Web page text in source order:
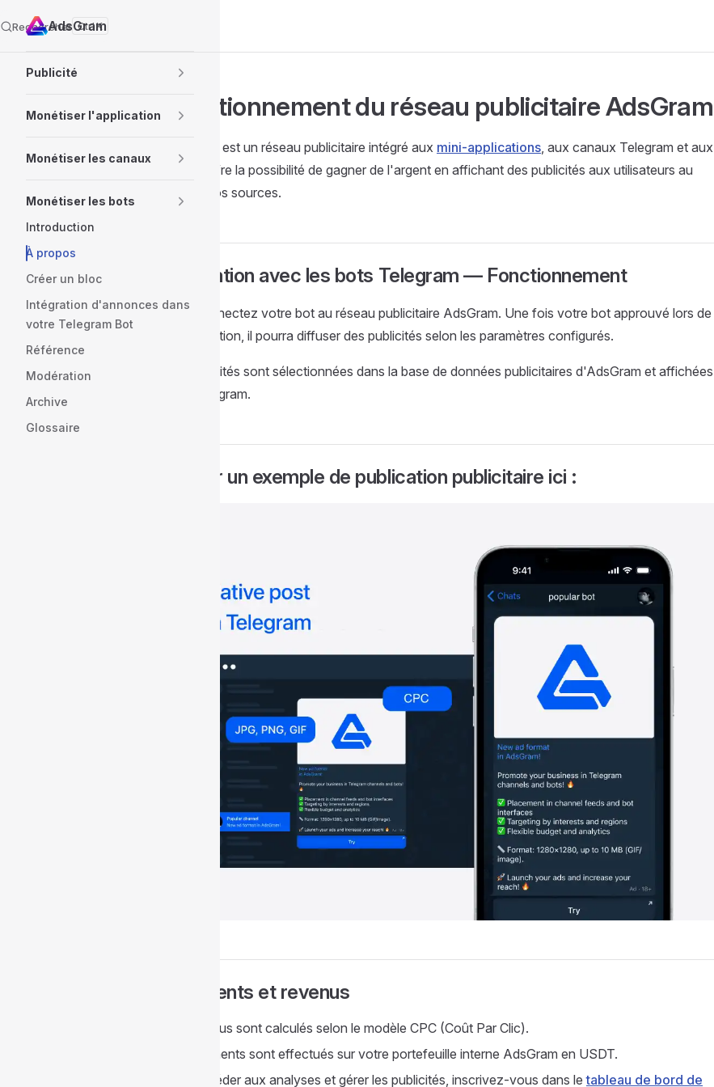
Skip to content
AdsGram
Rechercher K
Publicité
Monétiser l'application
Monétiser les canaux
Monétiser les bots
Introduction
À propos
Créer un bloc
Intégration d'annonces dans
votre Telegram Bot
Référence
Modération
Archive
Glossaire
Fonctionnement du réseau publicitaire AdsGram
est un réseau publicitaire intégré aux mini-applications, aux canaux Telegram et aux
bots. Il offre la possibilité de gagner de l'argent en affichant des publicités aux utilisateurs au
sein de vos sources.
Intégration avec les bots Telegram — Fonctionnement
Vous connectez votre bot au réseau publicitaire AdsGram. Une fois votre bot approuvé lors de
la modération, il pourra diffuser des publicités selon les paramètres configurés.
Les publicités sont sélectionnées dans la base de données publicitaires d'AdsGram et affichées
dans Telegram.
Insérer un exemple de publication publicitaire ici :
Paiements et revenus
Les revenus sont calculés selon le modèle CPC (Coût Par Clic).
Les paiements sont effectués sur votre portefeuille interne AdsGram en USDT.
Pour accéder aux analyses et gérer les publicités, inscrivez-vous dans letableau de bord de